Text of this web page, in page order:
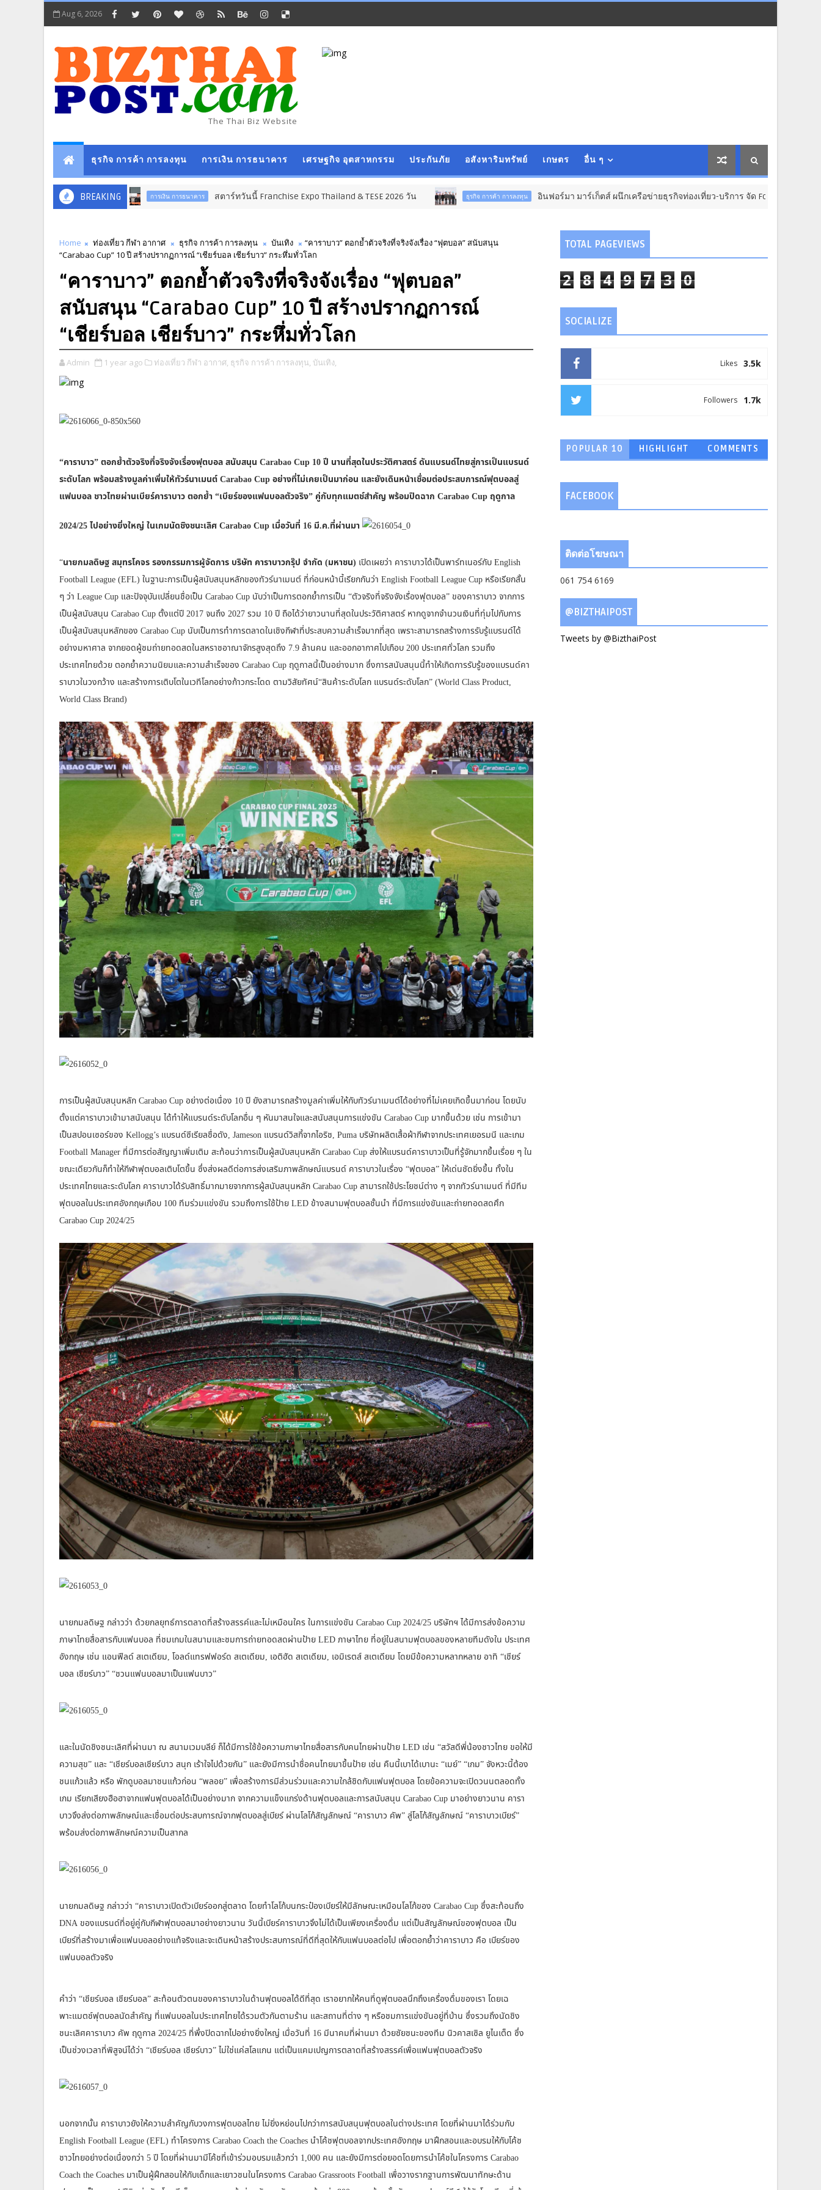
Aug 6, 2026
The Thai Biz Website
ธุรกิจ การค้า การลงทุน การเงิน การธนาคาร เศรษฐกิจ อุตสาหกรรม ประกันภัย อสังหาริมทรัพย์ เกษตร อื่น ๆ
BREAKINGการเงิน การธนาคาร สตาร์ทวันนี้ Franchise Expo Thailand & TESE 2026 วัน ธุรกิจ การค้า การลงทุน อินฟอร์มา มาร์เก็ตส์ ผนึกเครือข่ายธุรกิจท่องเที่ยว-บริการ จัด Food & Hospitality
Home ท่องเที่ยว กีฬา อากาศ ธุรกิจ การค้า การลงทุน บันเทิง
“คาราบาว” ตอกย้ำตัวจริงที่จริงจังเรื่อง “ฟุตบอล” สนับสนุน
“Carabao Cup” 10 ปี สร้างปรากฏการณ์ “เชียร์บอล เชียร์บาว” กระหึ่มทั่วโลก
“คาราบาว” ตอกย้ำตัวจริงที่จริงจังเรื่อง “ฟุตบอล”
สนับสนุน “Carabao Cup” 10 ปี สร้างปรากฏการณ์
“เชียร์บอล เชียร์บาว” กระหึ่มทั่วโลก
Admin 1 year ago ท่องเที่ยว กีฬา อากาศ, ธุรกิจ การค้า การลงทุน, บันเทิง,
“คาราบาว” ตอกย้ำตัวจริงที่จริงจังเรื่องฟุตบอล สนับสนุน Carabao Cup 10 ปี นานที่สุดในประวัติศาสตร์ ดันแบรนด์ไทยสู่การเป็นแบรนด์
ระดับโลก พร้อมสร้างมูลค่าเพิ่มให้ทัวร์นาเมนต์ Carabao Cup อย่างที่ไม่เคยเป็นมาก่อน และยังเดินหน้าเชื่อมต่อประสบการณ์ฟุตบอลสู่
แฟนบอล ชาวไทยผ่านเบียร์คาราบาว ตอกย้ำ “เบียร์ของแฟนบอลตัวจริง” คู่กับทุกแมตช์สำคัญ พร้อมปิดฉาก Carabao Cup ฤดูกาล
2024/25 ไปอย่างยิ่งใหญ่ ในเกมนัดชิงชนะเลิศ Carabao Cup เมื่อวันที่ 16 มี.ค.ที่ผ่านมา​
“นายกมลดิษฐ สมุทรโคจร รองกรรมการผู้จัดการ บริษัท คาราบาวกรุ๊ป จำกัด (มหาชน) เปิดเผยว่า คาราบาวได้เป็นพาร์ทเนอร์กับ English
Football League (EFL) ในฐานะการเป็นผู้สนับสนุนหลักของทัวร์นาเมนต์ ที่ก่อนหน้านี้เรียกกันว่า English Football League Cup หรือเรียกสั้น
ๆ ว่า League Cup และปัจจุบันเปลี่ยนชื่อเป็น Carabao Cup นับว่าเป็นการตอกย้ำการเป็น “ตัวจริงที่จริงจังเรื่องฟุตบอล” ของคาราบาว จากการ
เป็นผู้สนับสนุน Carabao Cup ตั้งแต่ปี 2017 จนถึง 2027 รวม 10 ปี ถือได้ว่ายาวนานที่สุดในประวัติศาสตร์ หากดูจากจำนวนเงินที่ทุ่มไปกับการ
เป็นผู้สนับสนุนหลักของ Carabao Cup นับเป็นการทำการตลาดในเชิงกีฬาที่ประสบความสำเร็จมากที่สุด เพราะสามารถสร้างการรับรู้แบรนด์ได้
อย่างมหาศาล จากยอดผู้ชมถ่ายทอดสดในสหราชอาณาจักรสูงสุดถึง 7.9 ล้านคน และออกอากาศไปเกือบ 200 ประเทศทั่วโลก รวมถึง
ประเทศไทยด้วย ตอกย้ำความนิยมและความสำเร็จของ Carabao Cup ฤดูกาลนี้เป็นอย่างมาก ซึ่งการสนับสนุนนี้ทำให้เกิดการรับรู้ของแบรนด์คา
ราบาวในวงกว้าง และสร้างการเติบโตในเวทีโลกอย่างก้าวกระโดด ตามวิสัยทัศน์“สินค้าระดับโลก แบรนด์ระดับโลก” (World Class Product,
World Class Brand)
การเป็นผู้สนับสนุนหลัก Carabao Cup อย่างต่อเนื่อง 10 ปี ยังสามารถสร้างมูลค่าเพิ่มให้กับทัวร์นาเมนต์ได้อย่างที่ไม่เคยเกิดขึ้นมาก่อน โดยนับ
ตั้งแต่คาราบาวเข้ามาสนับสนุน ได้ทำให้แบรนด์ระดับโลกอื่น ๆ หันมาสนใจและสนับสนุนการแข่งขัน Carabao Cup มากขึ้นด้วย เช่น การเข้ามา
เป็นสปอนเซอร์ของ Kellogg’s แบรนด์ซีเรียลชื่อดัง, Jameson แบรนด์วิสกี้จากไอริช, Puma บริษัทผลิตเสื้อผ้ากีฬาจากประเทศเยอรมนี และเกม
Football Manager ที่มีการต่อสัญญาเพิ่มเติม สะท้อนว่าการเป็นผู้สนับสนุนหลัก Carabao Cup ส่งให้แบรนด์คาราบาวเป็นที่รู้จักมากขึ้นเรื่อย ๆ ใน
ขณะเดียวกันก็ทำให้กีฬาฟุตบอลเติบโตขึ้น ซึ่งส่งผลดีต่อการส่งเสริมภาพลักษณ์แบรนด์ คาราบาวในเรื่อง “ฟุตบอล” ให้เด่นชัดยิ่งขึ้น ทั้งใน
ประเทศไทยและระดับโลก คาราบาวได้รับสิทธิ์มากมายจากการผู้สนับสนุนหลัก Carabao Cup สามารถใช้ประโยชน์ต่าง ๆ จากทัวร์นาเมนต์ ที่มีทีม
ฟุตบอลในประเทศอังกฤษเกือบ 100 ทีมร่วมแข่งขัน รวมถึงการใช้ป้าย LED ข้างสนามฟุตบอลชั้นนำ ที่มีการแข่งขันและถ่ายทอดสดศึก
Carabao Cup 2024/25
นายกมลดิษฐ กล่าวว่า ด้วยกลยุทธ์การตลาดที่สร้างสรรค์และไม่เหมือนใคร ในการแข่งขัน Carabao Cup 2024/25 บริษัทฯ ได้มีการส่งข้อความ
ภาษาไทยสื่อสารกับแฟนบอล ที่ชมเกมในสนามและชมการถ่ายทอดสดผ่านป้าย LED ภาษาไทย ที่อยู่ในสนามฟุตบอลของหลายทีมดังใน ประเทศ
อังกฤษ เช่น แอนฟีลด์ สเตเดียม, โอลด์แทรฟฟอร์ด สเตเดียม, เอติฮัด สเตเดียม, เอมิเรตส์ สเตเดียม โดยมีข้อความหลากหลาย อาทิ “เชียร์
บอล เชียร์บาว” “ชวนแฟนบอลมาเป็นแฟนบาว”
และในนัดชิงชนะเลิศที่ผ่านมา ณ สนามเวมบลีย์ ก็ได้มีการใช้ข้อความภาษาไทยสื่อสารกับคนไทยผ่านป้าย LED เช่น “สวัสดีพี่น้องชาวไทย ขอให้มี
ความสุข” และ “เชียร์บอลเชียร์บาว สนุก เร้าใจไปด้วยกัน” และยังมีการนำชื่อคนไทยมาขึ้นป้าย เช่น คืนนี้เบาได้เบานะ “เมย์” “เกม” จังหวะนี้ต้อง
ชนแก้วแล้ว หรือ พักดูบอลมาชนแก้วก่อน “พลอย” เพื่อสร้างการมีส่วนร่วมและความใกล้ชิดกับแฟนฟุตบอล โดยข้อความจะเปิดวนนตลอดทั้ง
เกม เรียกเสียงฮือฮาจากแฟนฟุตบอลได้เป็นอย่างมาก จากความแข็งแกร่งด้านฟุตบอลและการสนับสนุน Carabao Cup มาอย่างยาวนาน คารา
บาวจึงส่งต่อภาพลักษณ์และเชื่อมต่อประสบการณ์จากฟุตบอลสู่เบียร์ ผ่านโลโก้สัญลักษณ์ “คาราบาว คัพ” สู่โลโก้สัญลักษณ์ “คาราบาวเบียร์”
พร้อมส่งต่อภาพลักษณ์ความเป็นสากล
นายกมลดิษฐ กล่าวว่า “คาราบาวเปิดตัวเบียร์ออกสู่ตลาด โดยทำโลโก้บนกระป๋องเบียร์ให้มีลักษณะเหมือนโลโก้ของ Carabao Cup ซึ่งสะท้อนถึง
DNA ของแบรนด์ที่อยู่คู่กับกีฬาฟุตบอลมาอย่างยาวนาน วันนี้เบียร์คาราบาวจึงไม่ได้เป็นเพียงเครื่องดื่ม แต่เป็นสัญลักษณ์ของฟุตบอล เป็น
เบียร์ที่สร้างมาเพื่อแฟนบอลอย่างแท้จริงและจะเดินหน้าสร้างประสบการณ์ที่ดีที่สุดให้กับแฟนบอลต่อไป เพื่อตอกย้ำว่าคาราบาว คือ เบียร์ของ
แฟนบอลตัวจริง
คำว่า “เชียร์บอล เชียร์บอล” สะท้อนตัวตนของคาราบาวในด้านฟุตบอลได้ดีที่สุด เราอยากให้คนที่ดูฟุตบอลนึกถึงเครื่องดื่มของเรา โดยเฉ
พาะแมตช์ฟุตบอลนัดสำคัญ ที่แฟนบอลในประเทศไทยได้รวมตัวกันตามร้าน และสถานที่ต่าง ๆ หรือชมการแข่งขันอยู่ที่บ้าน ซึ่งรวมถึงนัดชิง
ชนะเลิศคาราบาว คัพ ฤดูกาล 2024/25 ที่พึ่งปิดฉากไปอย่างยิ่งใหญ่ เมื่อวันที่ 16 มีนาคมที่ผ่านมา ด้วยชัยชนะของทีม นิวคาสเซิล ยูไนเต็ด ซึ่ง
เป็นช่วงเวลาที่พิสูจน์ได้ว่า “เชียร์บอล เชียร์บาว” ไม่ใช่แค่สโลแกน แต่เป็นแคมเปญการตลาดที่สร้างสรรค์เพื่อแฟนฟุตบอลตัวจริง
นอกจากนั้น คาราบาวยังให้ความสำคัญกับวงการฟุตบอลไทย ไม่ยิ่งหย่อนไปกว่าการสนับสนุนฟุตบอลในต่างประเทศ โดยที่ผ่านมาได้ร่วมกับ
English Football League (EFL) ทำโครงการ Carabao Coach the Coaches นำโค้ชฟุตบอลจากประเทศอังกฤษ มาฝึกสอนและอบรมให้กับโค้ช
ชาวไทยอย่างต่อเนื่องกว่า 5 ปี โดยที่ผ่านมามีโค้ชที่เข้าร่วมอบรมแล้วกว่า 1,000 คน และยังมีการต่อยอดโดยการนำโค้ชในโครงการ Carabao
Coach the Coaches มาเป็นผู้ฝึกสอนให้กับเด็กและเยาวชนในโครงการ Carabao Grassroots Football เพื่อวางรากฐานการพัฒนาทักษะด้าน
TOTAL PAGEVIEWS
2 8 4 9 7 3 0
SOCIALIZE
3.5k
Likes
1.7k
Followers
POPULAR 10 HIGHLIGHT COMMENTS
FACEBOOK
ติดต่อโฆษณา
061 754 6169
@BIZTHAIPOST
Tweets by @BizthaiPost